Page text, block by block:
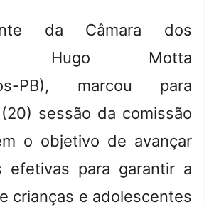
da Câmara dos
Hugo Motta
PB), marcou para
sessão da comissão
o objetivo de avançar
efetivas para garantir a
crianças e adolescentes